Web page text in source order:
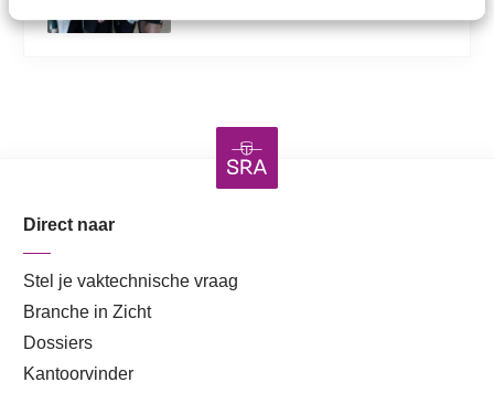
Direct naar
Stel je vaktechnische vraag
Branche in Zicht
Dossiers
Kantoorvinder